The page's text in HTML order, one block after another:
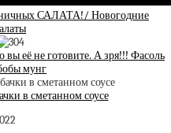
САЛАТА!/ Новогодние
вы её не готовите. А зря!!! Фасоль
мунг
в сметанном соусе